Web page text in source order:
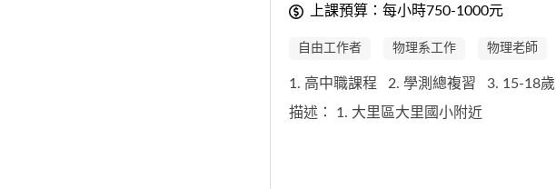
上課預算：每小時750-1000元
自由工作者 物理系工作 物理老師
1. 高中職課程 2. 學測總複習 3. 15-18歲
描述： 1. 大里區大里國小附近